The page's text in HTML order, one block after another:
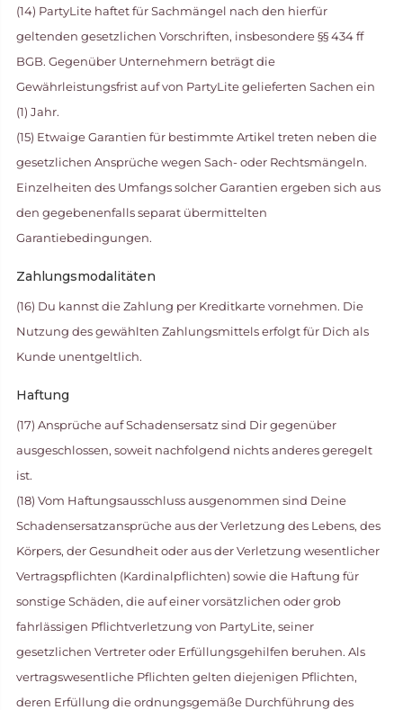
(14) PartyLite haftet für Sachmängel nach den hierfür
geltenden gesetzlichen Vorschriften, insbesondere §§ 434 ff
BGB. Gegenüber Unternehmern beträgt die
Gewährleistungsfrist auf von PartyLite gelieferten Sachen ein
(1) Jahr.
(15) Etwaige Garantien für bestimmte Artikel treten neben die
gesetzlichen Ansprüche wegen Sach- oder Rechtsmängeln.
Einzelheiten des Umfangs solcher Garantien ergeben sich aus
den gegebenenfalls separat übermittelten
Garantiebedingungen.
Zahlungsmodalitäten
(16) Du kannst die Zahlung per Kreditkarte vornehmen. Die
Nutzung des gewählten Zahlungsmittels erfolgt für Dich als
Kunde unentgeltlich.
Haftung
(17) Ansprüche auf Schadensersatz sind Dir gegenüber
ausgeschlossen, soweit nachfolgend nichts anderes geregelt
ist.
(18) Vom Haftungsausschluss ausgenommen sind Deine
Schadensersatzansprüche aus der Verletzung des Lebens, des
Körpers, der Gesundheit oder aus der Verletzung wesentlicher
Vertragspflichten (Kardinalpflichten) sowie die Haftung für
sonstige Schäden, die auf einer vorsätzlichen oder grob
fahrlässigen Pflichtverletzung von PartyLite, seiner
gesetzlichen Vertreter oder Erfüllungsgehilfen beruhen. Als
vertragswesentliche Pflichten gelten diejenigen Pflichten,
deren Erfüllung die ordnungsgemäße Durchführung des